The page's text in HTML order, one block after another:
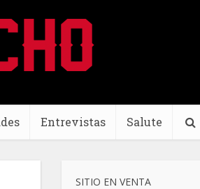
Entrevistas Salute
SITIO EN VENTA